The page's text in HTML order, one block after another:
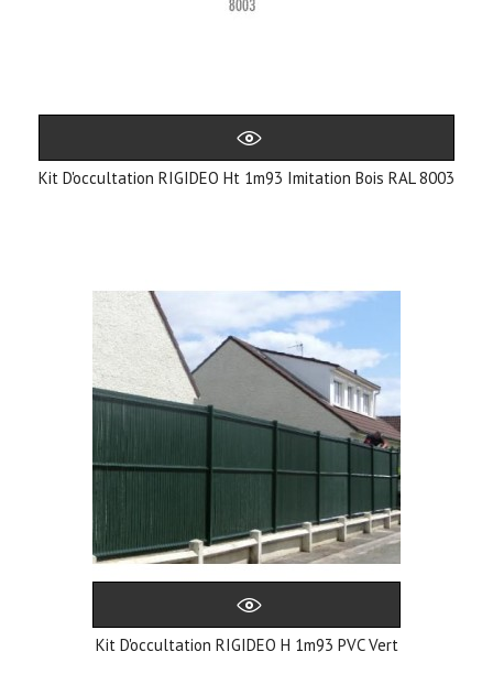
Kit D'occultation RIGIDEO Ht 1m93 Imitation Bois RAL 8003
Kit D'occultation RIGIDEO H 1m93 PVC Vert